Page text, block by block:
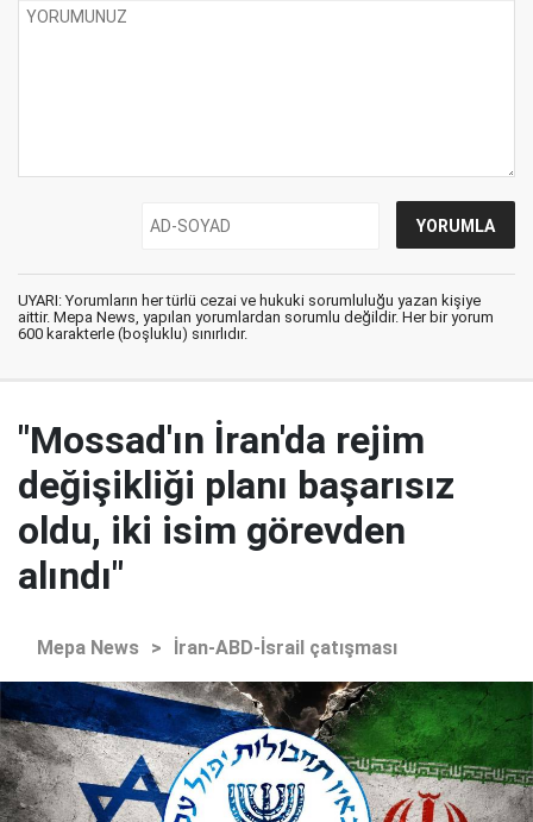
UYARI: Yorumların her türlü cezai ve hukuki sorumluluğu yazan kişiye
aittir. Mepa News, yapılan yorumlardan sorumlu değildir. Her bir yorum
600 karakterle (boşluklu) sınırlıdır.
"Mossad'ın İran'da rejim
değişikliği planı başarısız
oldu, iki isim görevden
alındı"
Mepa News > İran-ABD-İsrail çatışması